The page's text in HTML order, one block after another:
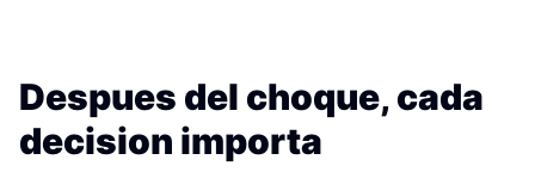
Despues del choque, cada
decision importa